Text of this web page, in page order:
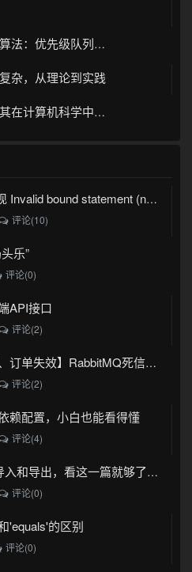
级队列（银行排队问题）
杂，从理论到实践
算机科学中的应用
mybatis plus 出现 Invalid bound statement (not found)
评论(10)
乐”
评论(0)
API接口
评论(2)
【延时任务处理、订单失效】RabbitMQ死信队列实现
评论(2)
赖配置，小白也能看得懂
评论(4)
Java实现Excel导入和导出，看这一篇就够了(珍藏版)
评论(0)
'equals'的区别
评论(0)